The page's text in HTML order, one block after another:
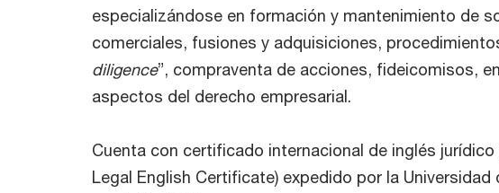
especializándose en formación y mantenimiento de
comerciales, fusiones y adquisiciones,
diligence”, compraventa de acciones, fideicomisos,
aspectos del derecho empresarial.
Cuenta con certificado internacional de inglés jurídico
Legal English Certificate) expedido por la Universidad